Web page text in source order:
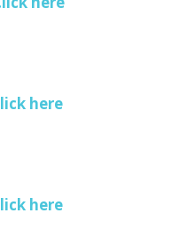
here
here